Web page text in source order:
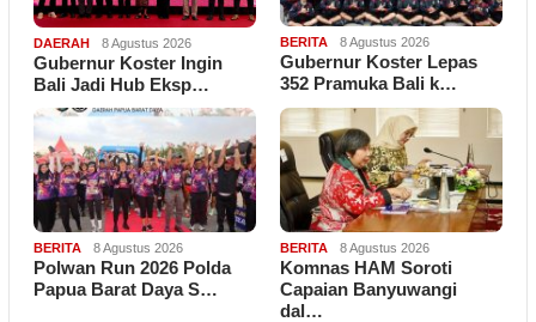
DAERAH 8 Agustus 2026
Gubernur Koster Ingin
Bali Jadi Hub Eksp…
BERITA 8 Agustus 2026
Gubernur Koster Lepas
352 Pramuka Bali k…
BERITA 8 Agustus 2026
Polwan Run 2026 Polda
Papua Barat Daya S…
BERITA 8 Agustus 2026
Komnas HAM Soroti
Capaian Banyuwangi
dal…